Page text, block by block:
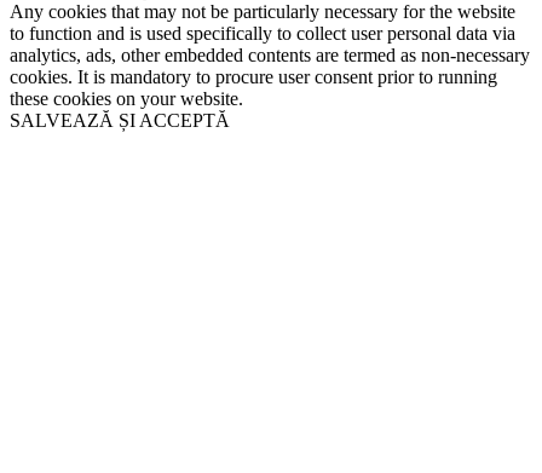
Any cookies that may not be particularly necessary for the website
to function and is used specifically to collect user personal data via
analytics, ads, other embedded contents are termed as non-necessary
cookies. It is mandatory to procure user consent prior to running
these cookies on your website.
SALVEAZĂ ȘI ACCEPTĂ